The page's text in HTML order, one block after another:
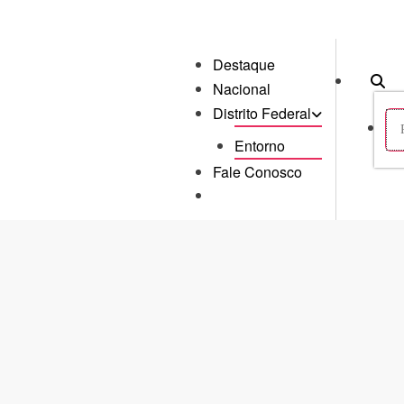
Destaque
Nacional
Distrito Federal
Entorno
Fale Conosco